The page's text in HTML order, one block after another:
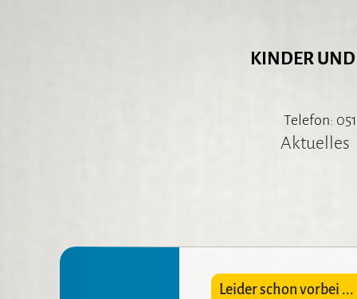
Aktuelles
Leider schon vorbei ...
KINDER UND
Telefon: